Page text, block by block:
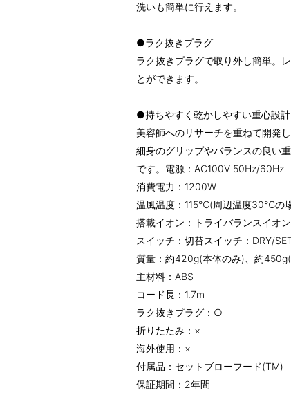
洗いも簡単に行えます。
●ラク抜きプラグ
ラク抜きプラグで取り外し簡単。
とができます。
●持ちやすく乾かしやすい重心設計
美容師へのリサーチを重ねて開発
細身のグリップやバランスの良い
です。電源：AC100V 50Hz/60Hz
消費電力：1200W
温風温度：115℃(周辺温度30℃の
搭載イオン：トライバランスイオ
スイッチ：切替スイッチ：DRY/
質量：約420g(本体のみ)、約
主材料：ABS
コード長：1.7m
ラク抜きプラグ：○
折りたたみ：×
海外使用：×
付属品：セットブローフード(TM)
保証期間：2年間